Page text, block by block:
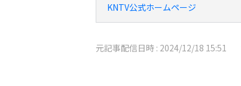
KNTV公式ホームページ
元記事配信日時 : 2024/12/18 15:51